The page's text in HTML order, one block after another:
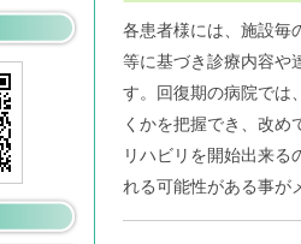
各患者様には、施設毎
等に基づき診療内容や
す。回復期の病院では
くかを把握でき、改め
リハビリを開始出来る
れる可能性がある事が